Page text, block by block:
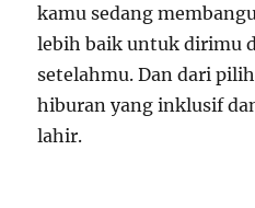
kamu sedang
lebih baik untuk dirimu
setelahmu. Dan dari
hiburan yang inklusif
lahir.